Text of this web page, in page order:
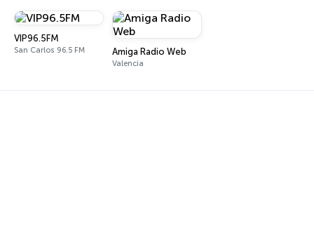
VIP96.5FM
San Carlos 96.5 FM Amiga Radio Web
Valencia